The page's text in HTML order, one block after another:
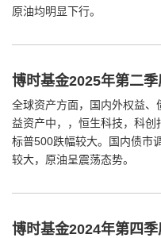
原油均明显下行。
博时基金2025年第二
全球资产方面，国内外权益
益资产中，，恒生科技，科
标普500跌幅较大。国内债市
较大，原油呈震荡态势。
博时基金2024年第四